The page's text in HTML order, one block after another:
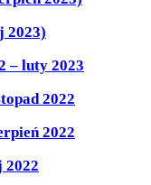
2023)
– luty 2023
2022
2022
2022